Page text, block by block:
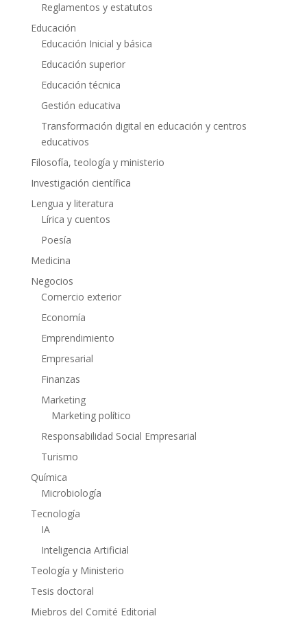
Reglamentos y estatutos
Educación
Educación Inicial y básica
Educación superior
Educación técnica
Gestión educativa
Transformación digital en educación y centros
educativos
Filosofía, teología y ministerio
Investigación científica
Lengua y literatura
Lírica y cuentos
Poesía
Medicina
Negocios
Comercio exterior
Economía
Emprendimiento
Empresarial
Finanzas
Marketing
Marketing político
Responsabilidad Social Empresarial
Turismo
Química
Microbiología
Tecnología
IA
Inteligencia Artificial
Teología y Ministerio
Tesis doctoral
Miebros del Comité Editorial